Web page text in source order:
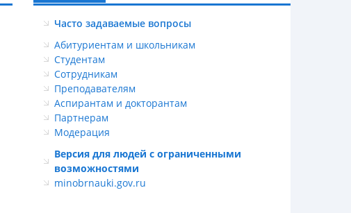
Часто задаваемые вопросы
Абитуриентам и школьникам
Студентам
Сотрудникам
Преподавателям
Аспирантам и докторантам
Партнерам
Модерация
Версия для людей с ограниченными
возможностями
minobrnauki.gov.ru